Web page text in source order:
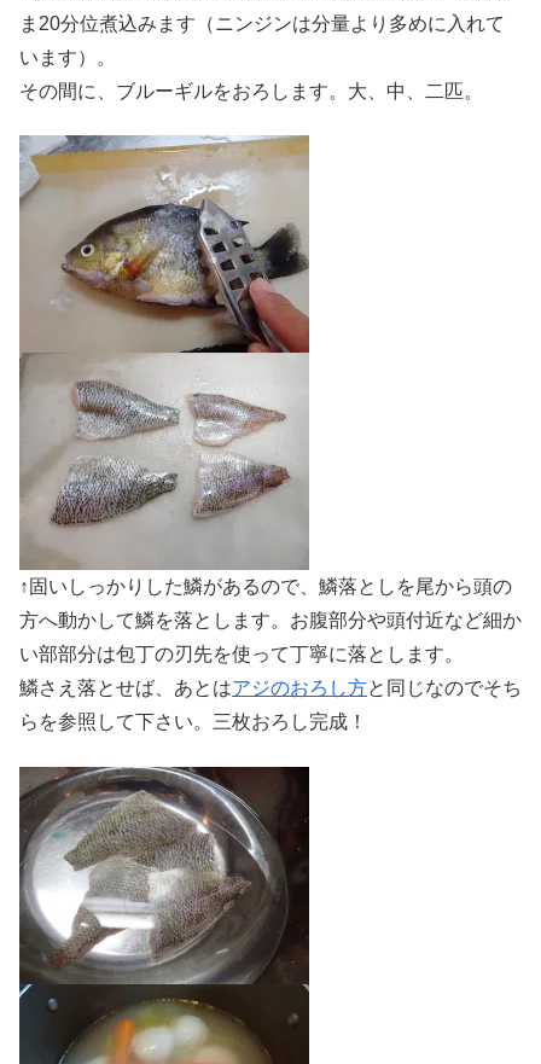
ま20分位煮込みます（ニンジンは分量より多めに入れて
います）。
その間に、ブルーギルをおろします。大、中、二匹。
↑固いしっかりした鱗があるので、鱗落としを尾から頭の
方へ動かして鱗を落とします。お腹部分や頭付近など細か
い部部分は包丁の刃先を使って丁寧に落とします。
鱗さえ落とせば、あとはアジのおろし方と同じなのでそち
らを参照して下さい。三枚おろし完成！